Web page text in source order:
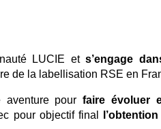
LUCIE ets’engage
de la labellisation RSE en
aventure pourfaire évoluer
pour objectif final